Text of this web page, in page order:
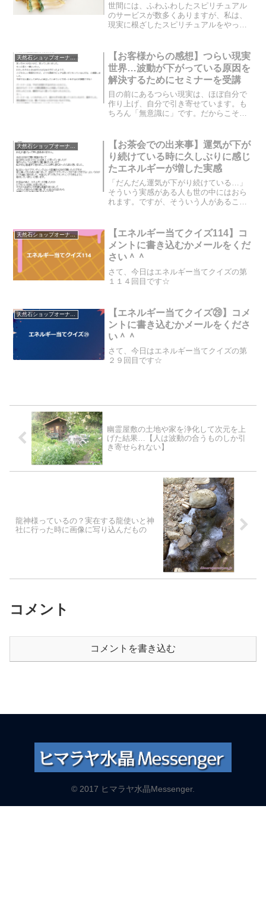
世間には、ふわふわしたスピリチュアル
のサービスが数多くありますが、私は、
現実に根ざしたスピリチュアルをやって
りにすることは、スピリチュアルだけで
は難しいのです。心の傷と...
【お客様からの感想】つらい現実
世界…波動が下がっている原因を
解決するためにセミナーを受講
目の前にあるつらい現実は、ほぼ自分で
作り上げ、自分で引き寄せています。も
ちろん「無意識に」です。だからこそ、
解決する必要があります。今回のお客様
は、それを目的としてエネ...
天然石ショップオーナーのブログ
【お茶会での出来事】運気が下が
り続けている時に久しぶりに感じ
たエネルギーが増した実感
「だんだん運気が下がり続けている…」
そういう実感がある人も世の中にはおら
れます。ですが、そういう人があること
と良いのでしょうか？？私のスピリチュ
アルお茶会に来られた方に...
天然石ショップオーナーのブログ
【エネルギー当てクイズ114】コ
メントに書き込むかメールをくだ
さい＾＾
さて、今日はエネルギー当てクイズの第
１１４回目です☆
【エネルギー当てクイズ㉙】コメ
ントに書き込むかメールをくださ
い＾＾
さて、今日はエネルギー当てクイズの第
２９回目です☆
幽霊屋敷の土地や家を浄化して次元を上
げた結果…【人は波動の合うものしか引
き寄せられない】
龍神様っているの？実在する龍使いと神
社に行った時に画像に写り込んだもの
コメント
コメントを書き込む
© 2017 ヒマラヤ水晶Messenger.